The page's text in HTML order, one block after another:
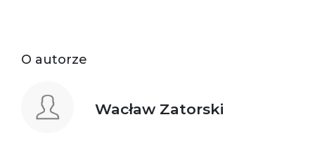
O autorze
Wacław Zatorski